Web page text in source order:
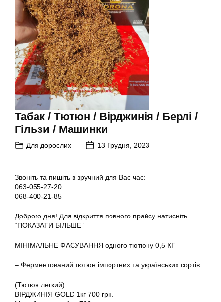
Табак / Тютюн / Вірджинія / Берлі /
Гільзи / Машинки
Для дорослих 13 Грудня, 2023
Звоніть та пишіть в зручний для Вас час:
063-055-27-20
068-400-21-85
Доброго дня! Для відкриття повного прайсу натисніть
“ПОКАЗАТИ БІЛЬШЕ”
МІНІМАЛЬНЕ ФАСУВАННЯ одного тютюну 0,5 КГ
– Ферментований тютюн імпортних та українських сортів:
(Тютюн легкий)
ВІРДЖИНІЯ GOLD 1кг 700 грн.